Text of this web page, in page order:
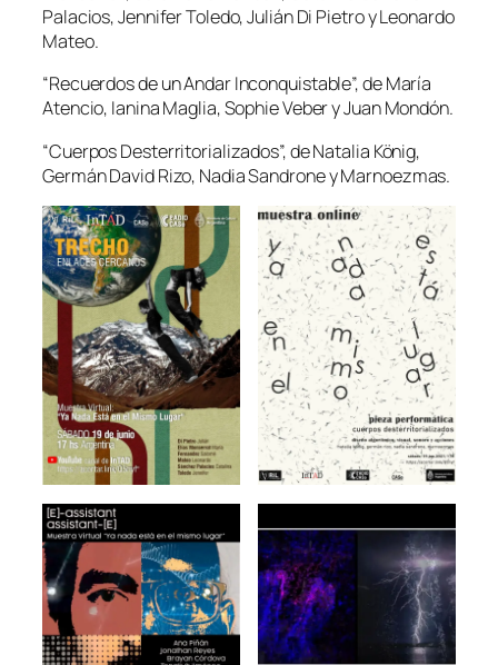
Palacios, Jennifer Toledo, Julián Di Pietro y Leonardo
Mateo.
“Recuerdos de un Andar Inconquistable”, de María
Atencio, Ianina Maglia, Sophie Veber y Juan Mondón.
“Cuerpos Desterritorializados”, de Natalia König,
Germán David Rizo, Nadia Sandrone y Marnoezmas.